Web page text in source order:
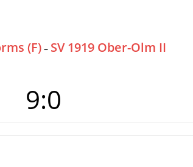
(F) – SV 1919 Ober-Olm II
9:0